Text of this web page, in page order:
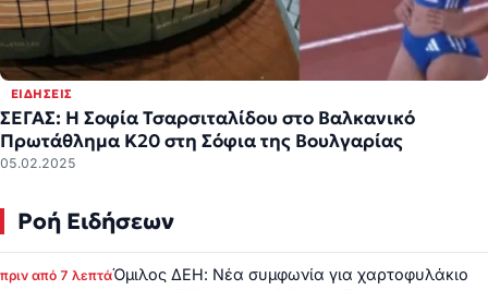
ΕΙΔΉΣΕΙΣ
ΣΕΓΑΣ: H Σοφία Τσαρσιταλίδου στο Βαλκανικό
Πρωτάθλημα Κ20 στη Σόφια της Βουλγαρίας
05.02.2025
Ροή Ειδήσεων
πριν από 7 λεπτάΌμιλος ΔΕΗ: Νέα συμφωνία για χαρτοφυλάκιο